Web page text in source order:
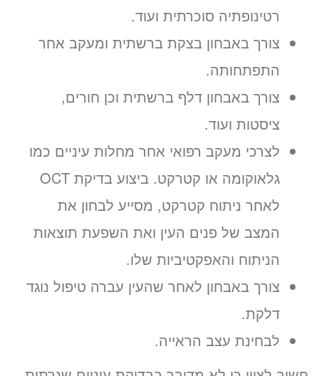
רטינופתיה סוכרתית ועוד.
צורך באבחון בצקת ברשתית ומעקב אחר
התפתחותה.
צורך באבחון דלף ברשתית וכן חורים,
ציסטות ועוד.
לצרכי מעקב רפואי אחר מחלות עיניים כמו
גלאוקומה או קטרקט. ביצוע בדיקת OCT
לאחר ניתוח קטרקט, מסייע לבחון את
המצב של פנים העין ואת השפעת תוצאות
הניתוח והאפקטיביות שלו.
צורך באבחון לאחר שהעין עברה טיפול נוגד
דלקת.
לבחינת עצב הראייה.